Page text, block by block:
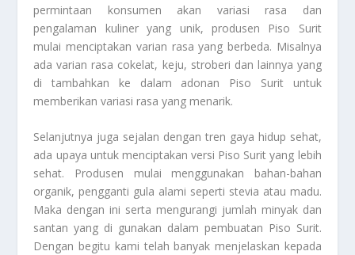
permintaan konsumen akan variasi rasa dan
pengalaman kuliner yang unik, produsen Piso Surit
mulai menciptakan varian rasa yang berbeda. Misalnya
ada varian rasa cokelat, keju, stroberi dan lainnya yang
di tambahkan ke dalam adonan Piso Surit untuk
memberikan variasi rasa yang menarik.
Selanjutnya juga sejalan dengan tren gaya hidup sehat,
ada upaya untuk menciptakan versi Piso Surit yang lebih
sehat. Produsen mulai menggunakan bahan-bahan
organik, pengganti gula alami seperti stevia atau madu.
Maka dengan ini serta mengurangi jumlah minyak dan
santan yang di gunakan dalam pembuatan Piso Surit.
Dengan begitu kami telah banyak menjelaskan kepada